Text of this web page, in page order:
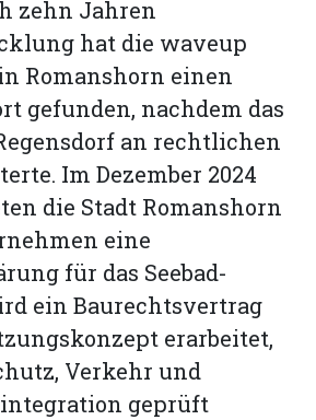
zehn Jahren
hat die waveup
Romanshorn einen
gefunden, nachdem das
an rechtlichen
Im Dezember 2024
die Stadt Romanshorn
eine
für das Seebad-
ein Baurechtsvertrag
erarbeitet,
Verkehr und
geprüft